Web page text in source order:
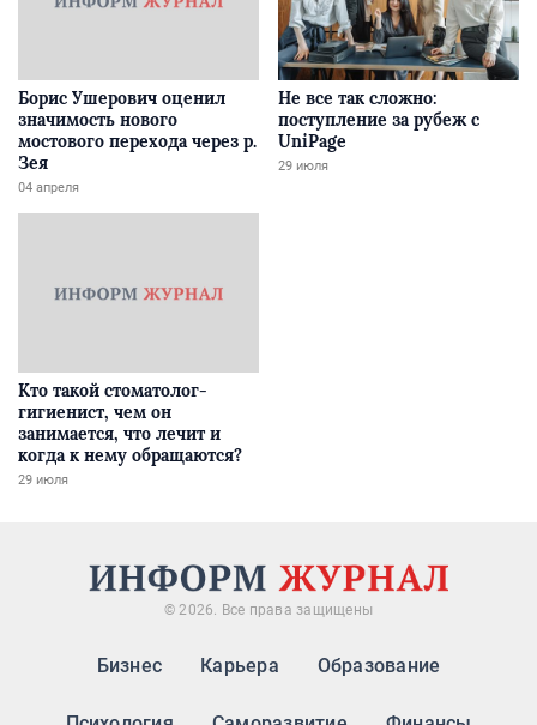
Борис Ушерович оценил
значимость нового
мостового перехода через р.
Зея
04 апреля
Не все так сложно:
поступление за рубеж с
UniPage
29 июля
Кто такой стоматолог-
гигиенист, чем он
занимается, что лечит и
когда к нему обращаются?
29 июля
© 2026. Все права защищены
Бизнес Карьера Образование